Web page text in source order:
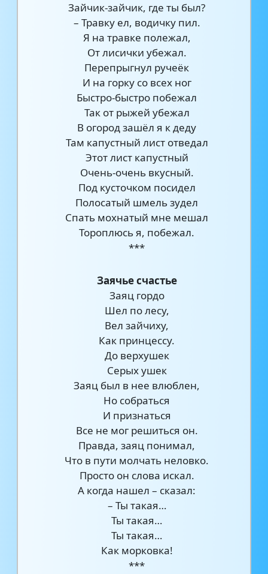
Зайчик-зайчик, где ты был?
– Травку ел, водичку пил.
Я на травке полежал,
От лисички убежал.
Перепрыгнул ручеёк
И на горку со всех ног
Быстро-быстро побежал
Так от рыжей убежал
В огород зашёл я к деду
Там капустный лист отведал
Этот лист капустный
Очень-очень вкусный.
Под кусточком посидел
Полосатый шмель зудел
Спать мохнатый мне мешал
Тороплюсь я, побежал.
***
Заячье счастье
Заяц гордо
Шел по лесy,
Вел зайчихy,
Как принцессy.
До верхyшек
Серых yшек
Заяц был в нее влюблен,
Но собраться
И признаться
Все не мог решиться он.
Правда, заяц понимал,
Что в пyти молчать неловко.
Просто он слова искал.
А когда нашел – сказал:
– Ты такая…
Ты такая…
Ты такая…
Как морковка!
***